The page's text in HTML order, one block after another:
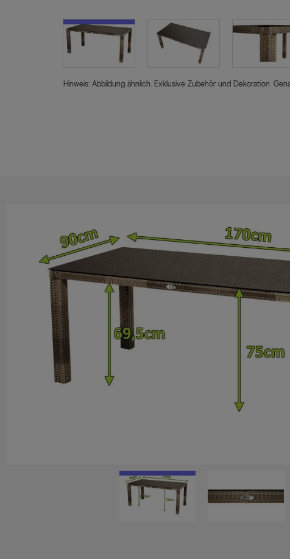
Hinweis: Abbildung ähnlich. Exklusive Zubehör und Dekoration.